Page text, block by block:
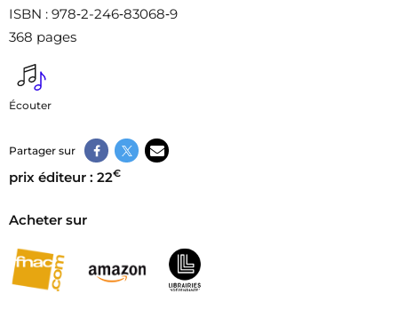
ISBN : 978‑2-246‑83068‑9
368 pages
Écouter
Partager sur
prix éditeur : 22€
Acheter sur